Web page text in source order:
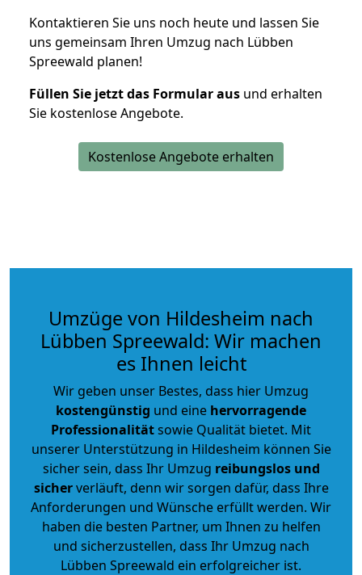
Kontaktieren Sie uns noch heute und lassen Sie
uns gemeinsam Ihren Umzug nach Lübben
Spreewald planen!
Füllen Sie jetzt das Formular aus und erhalten
Sie kostenlose Angebote.
Kostenlose Angebote erhalten
Umzüge von Hildesheim nach
Lübben Spreewald: Wir machen
es Ihnen leicht
Wir geben unser Bestes, dass hier Umzug
kostengünstig und eine hervorragende
Professionalitätsowie Qualität bietet. Mit
unserer Unterstützung in Hildesheim können Sie
sicher sein, dass Ihr Umzug reibungslos und
sicherverläuft, denn wir sorgen dafür, dass Ihre
Anforderungen und Wünsche erfüllt werden. Wir
haben die besten Partner, um Ihnen zu helfen
und sicherzustellen, dass Ihr Umzug nach
Lübben Spreewald ein erfolgreicher ist.